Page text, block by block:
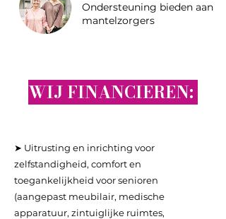
Ondersteuning bieden aan
mantelzorgers
WIJ FINANCIEREN:
➤ Uitrusting en inrichting voor
zelfstandigheid, comfort en
toegankelijkheid voor senioren
(aangepast meubilair, medische
apparatuur, zintuiglijke ruimtes,